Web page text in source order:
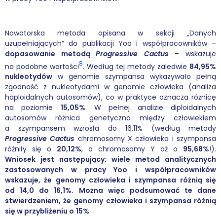
Nowatorska metoda opisana w sekcji „Danych
uzupełniających” do publikacji Yoo i współpracowników –
dopasowanie metodąProgressive Cactus – wskazuje
na podobne wartości8. Według tej metody zaledwie 84,95%
nukleotydów w genomie szympansa wykazywało pełną
zgodność z nukleotydami w genomie człowieka (analiza
haploidalnych autosomów), co w praktyce oznacza różnicę
na poziomie 15,05%. W pełnej analizie diploidalnych
autosomów różnica genetyczna między człowiekiem
a szympansem wzrosła do 16,11% (według metody
Progressive Cactus chromosomy X człowieka i szympansa
różniły się o 20,12%, a chromosomy Y aż o 95,68%!).
Wniosek jest następujący: wiele metod analitycznych
zastosowanych w pracy Yoo i współpracowników
wskazuje, że genomy człowieka i szympansa różnią się
od 14,0 do 16,1%. Można więc podsumować te dane
stwierdzeniem, że genomy człowieka i szympansa różnią
się w przybliżeniu o 15%.